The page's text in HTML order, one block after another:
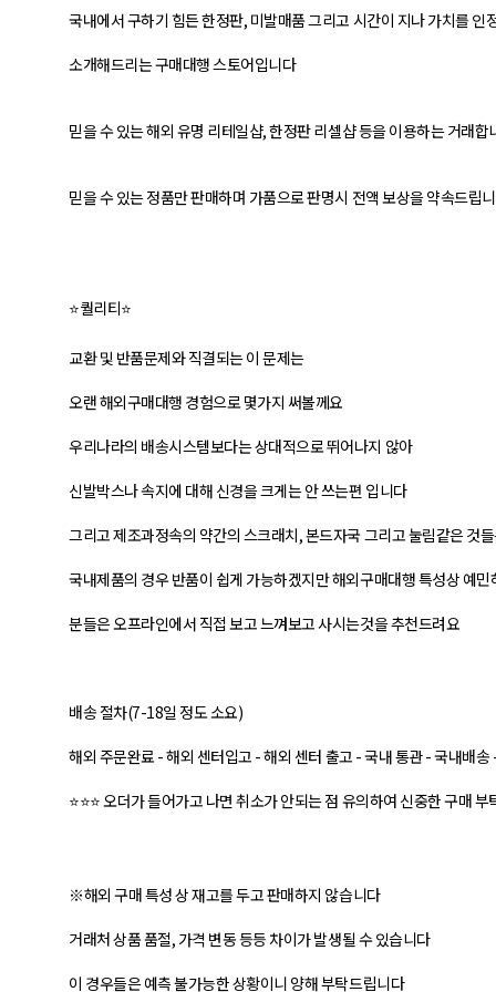
국내에서 구하기 힘든 한정판, 미발매품 그리고 시간이 지나 가치를 인
소개해드리는 구매대행 스토어입니다
믿을 수 있는 해외 유명 리테일샵, 한정판 리셀샵 등을 이용하는 거래합
믿을 수 있는 정품만 판매하며 가품으로 판명시 전액 보상을 약속드립
⭐퀄리티⭐
교환 및 반품문제와 직결되는 이 문제는
오랜 해외구매대행 경험으로 몇가지 써볼께요
우리나라의 배송시스템보다는 상대적으로 뛰어나지 않아
신발박스나 속지에 대해 신경을 크게는 안 쓰는편 입니다
그리고 제조과정속의 약간의 스크래치, 본드자국 그리고 눌림같은 것
국내제품의 경우 반품이 쉽게 가능하겠지만 해외구매대행 특성상 예민
분들은 오프라인에서 직접 보고 느껴보고 사시는것을 추천드려요
배송 절차(7-18일 정도 소요)
해외 주문완료 - 해외 센터입고 - 해외 센터 출고 - 국내 통관 - 국내배송
⭐⭐⭐ 오더가 들어가고 나면 취소가 안되는 점 유의하여 신중한 구매
※해외 구매 특성 상 재고를 두고 판매하지 않습니다
거래처 상품 품절, 가격 변동 등등 차이가 발생될 수 있습니다
이 경우들은 예측 불가능한 상황이니 양해 부탁드립니다